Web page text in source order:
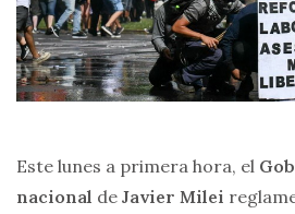
Este lunes a primera hora, el
nacional de Javier Milei